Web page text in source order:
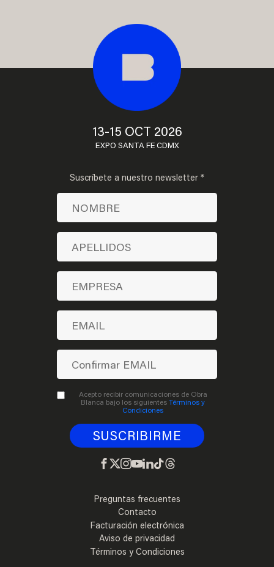
Preguntas frecuentes
Contacto
Facturación electrónica
Aviso de privacidad
Términos y Condiciones
13-15 OCT 2026
EXPO SANTA FE CDMX
Suscríbete a nuestro newsletter *
Acepto recibir comunicaciones de Obra
Blanca bajo los siguientesTérminos y
Condiciones